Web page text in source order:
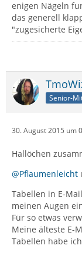
enigen Nägeln
das generell
"zugesicherte
Senior-
30. August 2015 um
Hallöchen
@Pflaumenleicht
Tabellen in E-
meinen Augen
Für so etwas
Meine älteste E-
Tabellen habe